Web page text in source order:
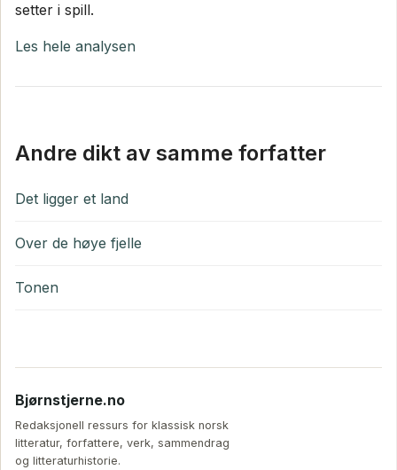
setter i spill.
Les hele analysen
Andre dikt av samme forfatter
Det ligger et land
Over de høye fjelle
Tonen
Bjørnstjerne.no
Redaksjonell ressurs for klassisk norsk
litteratur, forfattere, verk, sammendrag
og litteraturhistorie.